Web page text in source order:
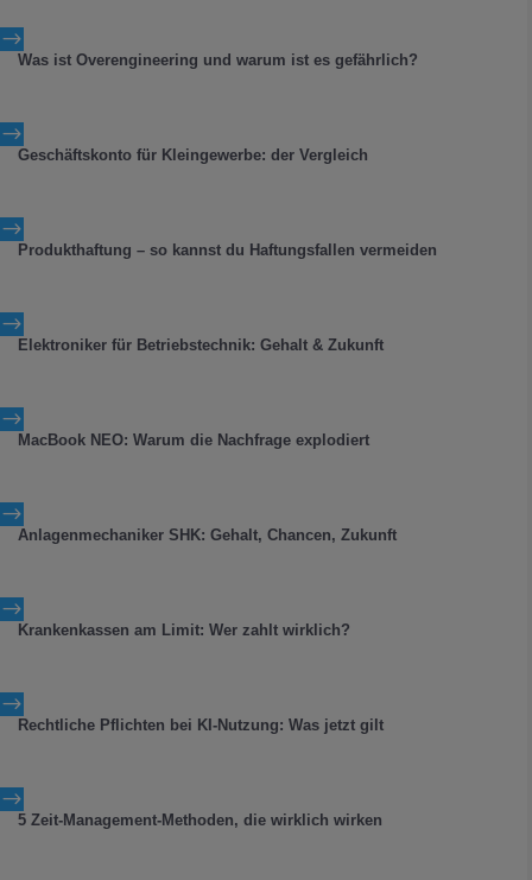
$
Was ist Overengineering und warum ist es gefährlich?
$
Geschäftskonto für Kleingewerbe: der Vergleich
$
Produkthaftung – so kannst du Haftungsfallen vermeiden
$
Elektroniker für Betriebstechnik: Gehalt & Zukunft
$
MacBook NEO: Warum die Nachfrage explodiert
$
Anlagenmechaniker SHK: Gehalt, Chancen, Zukunft
$
Krankenkassen am Limit: Wer zahlt wirklich?
$
Rechtliche Pflichten bei KI-Nutzung: Was jetzt gilt
$
5 Zeit-Management-Methoden, die wirklich wirken